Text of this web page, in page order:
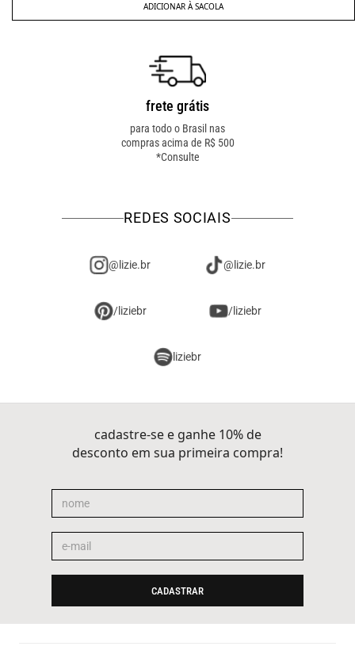
ADICIONAR À SACOLA
frete grátis
para todo o Brasil nas
compras acima de R$ 500
*Consulte
REDES SOCIAIS
@lizie.br @lizie.br
/liziebr /liziebr
liziebr
cadastre-se e ganhe 10% de
desconto em sua primeira compra!
CADASTRAR